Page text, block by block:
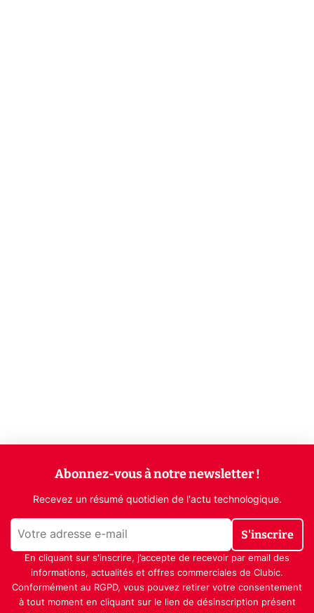
Abonnez-vous à notre newsletter !
Recevez un résumé quotidien de l'actu technologique.
S'inscrire
En cliquant sur s'inscrire, j’accepte de recevoir par email des
informations, actualités et offres commerciales de Clubic.
Conformément au RGPD, vous pouvez retirer votre consentement
à tout moment en cliquant sur le lien de désinscription présent